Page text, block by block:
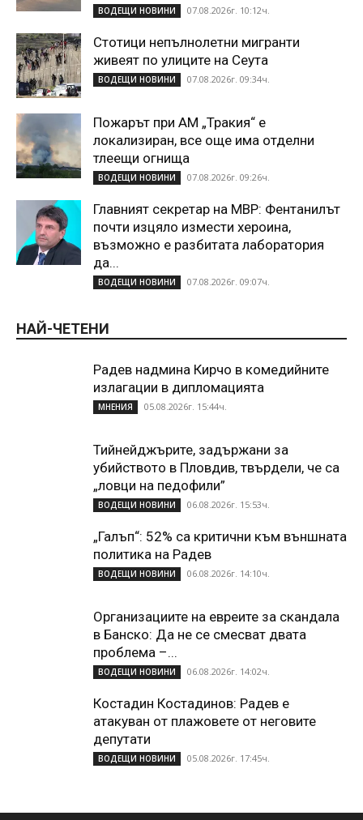
ВОДЕЩИ НОВИНИ 07.08.2026г. 10:12ч.
Стотици непълнолетни мигранти
живеят по улиците на Сеута
ВОДЕЩИ НОВИНИ 07.08.2026г. 09:34ч.
Пожарът при АМ „Тракия“ е
локализиран, все още има отделни
тлеещи огнища
ВОДЕЩИ НОВИНИ 07.08.2026г. 09:26ч.
Главният секретар на МВР: Фентанилът
почти изцяло измести хероина,
възможно е разбитата лаборатория
да...
ВОДЕЩИ НОВИНИ 07.08.2026г. 09:07ч.
НАЙ-ЧЕТЕНИ
Радев надмина Кирчо в комедийните
излагации в дипломацията
МНЕНИЯ 05.08.2026г. 15:44ч.
Тийнейджърите, задържани за
убийството в Пловдив, твърдели, че са
„ловци на педофили”
ВОДЕЩИ НОВИНИ 06.08.2026г. 15:53ч.
„Галъп“: 52% са критични към външната
политика на Радев
ВОДЕЩИ НОВИНИ 06.08.2026г. 14:10ч.
Организациите на евреите за скандала
в Банско: Да не се смесват двата
проблема –...
ВОДЕЩИ НОВИНИ 06.08.2026г. 14:02ч.
Костадин Костадинов: Радев е
атакуван от плажoвете от неговите
депутати
ВОДЕЩИ НОВИНИ 05.08.2026г. 17:45ч.